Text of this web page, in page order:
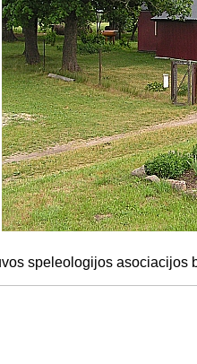
speleologijos asociacijos